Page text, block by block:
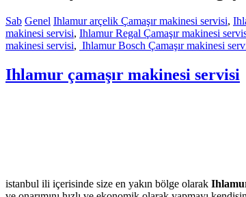
Sab Genel Ihlamur arçelik Çamaşır makinesi servisi,
makinesi servisi, Ihlamur Regal Çamaşır makinesi
makinesi servisi, Ihlamur Bosch Çamaşır makinesi
Ihlamur çamaşır makinesi servisi
istanbul ili içerisinde size en yakın bölge olarak